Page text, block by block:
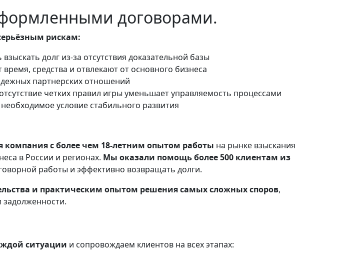
договорами.
рискам:
долг из-за отсутствия доказательной базы
средства и отвлекают от основного бизнеса
партнерских отношений
четких правил игры уменьшает управляемость процессами
условие стабильного развития
с более чем 18-летним опытом работы на рынке взыскания
в России и регионах. Мы оказали помощь более 500 клиентам из
работы и эффективно возвращать долги.
и практическим опытом решения самых сложных споров,
ситуации и сопровождаем клиентов на всех этапах: